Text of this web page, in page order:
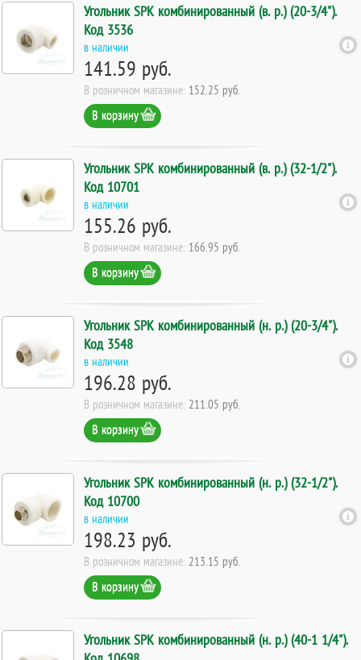
Угольник SPK комбинированный (в. р.) (20-3/4").
Код 3536
в наличии
141.59 руб.
В розничном магазине: 152.25 руб.
В корзину
Угольник SPK комбинированный (в. р.) (32-1/2").
Код 10701
в наличии
155.26 руб.
В розничном магазине: 166.95 руб.
В корзину
Угольник SPK комбинированный (н. р.) (20-3/4").
Код 3548
в наличии
196.28 руб.
В розничном магазине: 211.05 руб.
В корзину
Угольник SPK комбинированный (н. р.) (32-1/2").
Код 10700
в наличии
198.23 руб.
В розничном магазине: 213.15 руб.
В корзину
Угольник SPK комбинированный (н. р.) (40-1 1/4").